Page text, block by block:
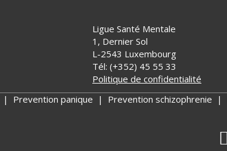
Ligue Santé Mentale
1, Dernier Sol
L-2543 Luxembourg
Tél: (+352) 45 55 33
Politique de confidentialité
| Prevention panique | Prevention schizophrenie |